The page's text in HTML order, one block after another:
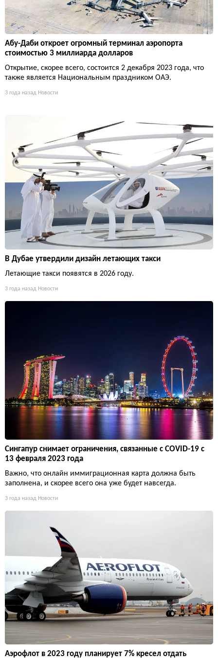
Абу-Даби откроет огромный терминал аэропорта
стоимостью 3 миллиарда долларов
Открытие, скорее всего, состоится 2 декабря 2023 года, что
также является Национальным праздником ОАЭ.
3 года назад Новости
В Дубае утвердили дизайн летающих такси
Летающие такси появятся в 2026 году.
3 года назад Новости
Сингапур снимает ограничения, связанные с COVID-19 с
13 февраля 2023 года
Важно, что онлайн иммиграционная карта должна быть
заполнена, и скорее всего она уже будет навсегда.
3 года назад Новости
Аэрофлот в 2023 году планирует 7% кресел отдать